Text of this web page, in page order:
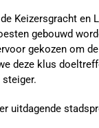
Keizersgracht en
gebouwd
gekozen om
deze klus
uitdagende